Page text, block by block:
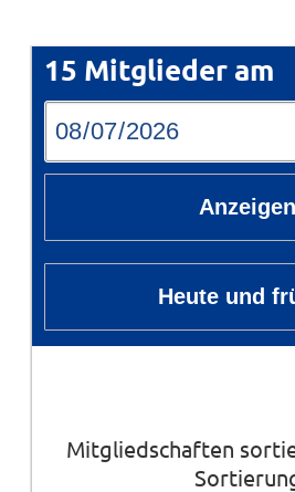
15 Mitglieder am
Anzeigen
Heute und
Mitgliedschaften